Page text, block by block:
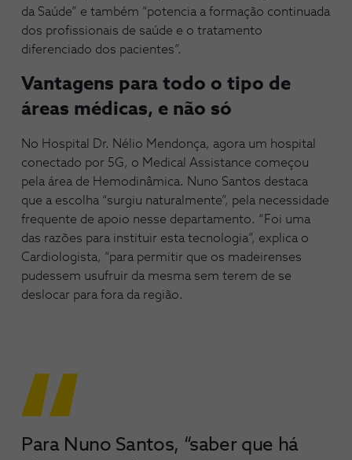
da Saúde” e também “potencia a formação continuada
dos profissionais de saúde e o tratamento
diferenciado dos pacientes”.
Vantagens para todo o tipo de
áreas médicas, e não só
No Hospital Dr. Nélio Mendonça, agora um hospital
conectado por 5G, o Medical Assistance começou
pela área de Hemodinâmica. Nuno Santos destaca
que a escolha “surgiu naturalmente”, pela necessidade
frequente de apoio nesse departamento. “Foi uma
das razões para instituir esta tecnologia”, explica o
Cardiologista, “para permitir que os madeirenses
pudessem usufruir da mesma sem terem de se
deslocar para fora da região.
Para Nuno Santos, “saber que há